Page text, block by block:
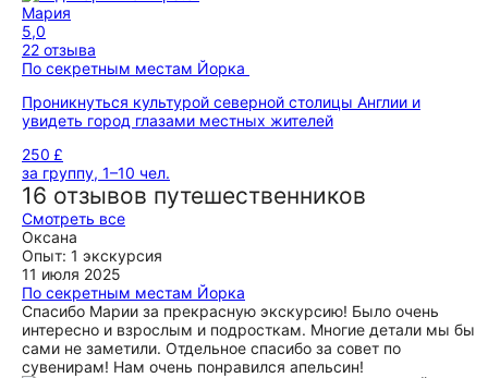
Мария
5,0
22 отзыва
По секретным местам Йорка
Проникнуться культурой северной столицы Англии и
увидеть город глазами местных жителей
250 £
за группу, 1–10 чел.
16 отзывов путешественников
Смотреть все
Оксана
Опыт: 1 экскурсия
11 июля 2025
По секретным местам Йорка
Спасибо Марии за прекрасную экскурсию! Было очень
интересно и взрослым и подросткам. Многие детали мы бы
сами не заметили. Отдельное спасибо за совет по
сувенирам! Нам очень понравился апельсин!